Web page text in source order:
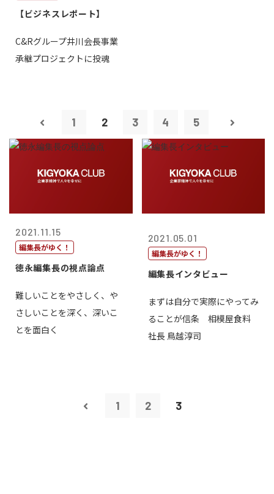
【ビジネスレポート】
C&Rグループ井川会長事業
承継プロジェクトに投魂
1 2 3 4 5
2021.11.15
編集長がゆく！
徳永編集長の視点論点
難しいことをやさしく、や
さしいことを深く、深いこ
とを面白く
2021.05.01
編集長がゆく！
編集長インタビュー
まずは自分で実際にやってみ
ることが信条 相模屋食料
社長 鳥越淳司
1 2 3